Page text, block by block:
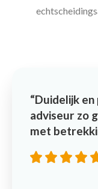
Duidelijk
adviseur zo
met